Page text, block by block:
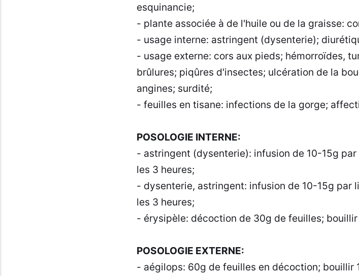
esquinancie;
- plante associée à de l'huile ou de la graisse:
- usage interne: astringent (dysenterie);
- usage externe: cors aux pieds; hémorroïdes,
brûlures; piqûres d'insectes; ulcération de la
angines; surdité;
- feuilles en tisane: infections de la gorge;
POSOLOGIE INTERNE:
- astringent (dysenterie): infusion de 10-15g
les 3 heures;
- dysenterie, astringent: infusion de 10-15g par
les 3 heures;
- érysipèle: décoction de 30g de feuilles;
POSOLOGIE EXTERNE:
- aégilops: 60g de feuilles en décoction; bouillir